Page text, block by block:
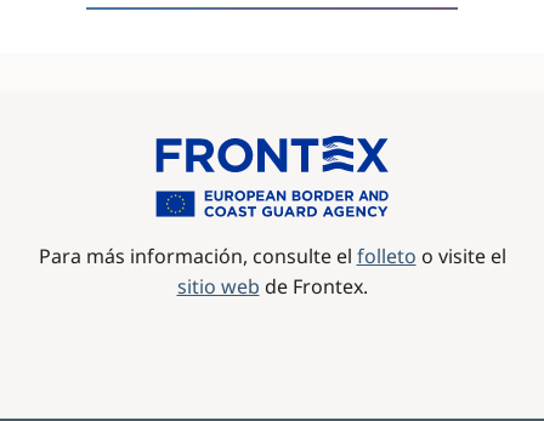
Para más información, consulte el folleto o visite el
sitio web de Frontex.